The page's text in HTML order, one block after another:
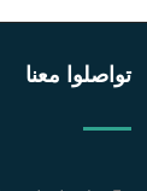
تواصلوا معنا